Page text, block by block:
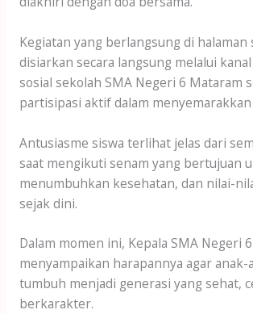
Kegiatan yang berlangsung di halaman
disiarkan secara langsung melalui
sosial sekolah SMA Negeri 6 Mataram
partisipasi aktif dalam menyemarakkan
Antusiasme siswa terlihat jelas dari
saat mengikuti senam yang bertujuan
menumbuhkan kesehatan, dan nilai-
sejak dini.
Dalam momen ini, Kepala SMA Negeri
menyampaikan harapannya agar anak-
tumbuh menjadi generasi yang sehat,
berkarakter.